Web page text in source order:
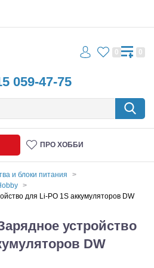
059-47-75
0 0
ПРО ХОББИ
и блоки питания
для Li-PO 1S аккумуляторов DW
устройство
DW